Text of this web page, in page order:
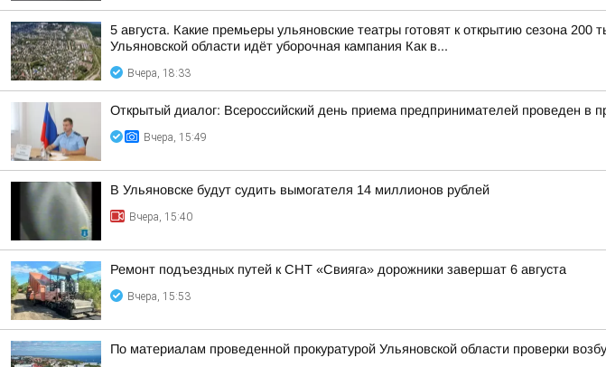
5 августа. Какие премьеры ульяновские театры готовят к открытию сезона
Ульяновской области идёт уборочная кампания Как в...
Вчера, 18:33
Открытый диалог: Всероссийский день приема предпринимателей проведен в
Вчера, 15:49
В Ульяновске будут судить вымогателя 14 миллионов рублей
Вчера, 15:40
Ремонт подъездных путей к СНТ «Свияга» дорожники завершат 6 августа
Вчера, 15:53
По материалам проведенной прокуратурой Ульяновской области проверки